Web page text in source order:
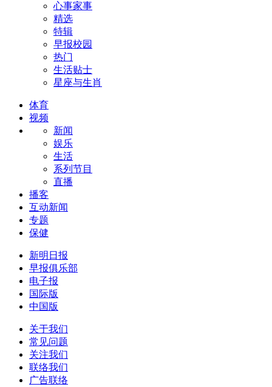
心事家事
精选
特辑
早报校园
热门
生活贴士
星座与生肖
体育
视频
新闻
娱乐
生活
系列节目
直播
播客
互动新闻
专题
保健
新明日报
早报俱乐部
电子报
国际版
中国版
关于我们
常见问题
关注我们
联络我们
广告联络